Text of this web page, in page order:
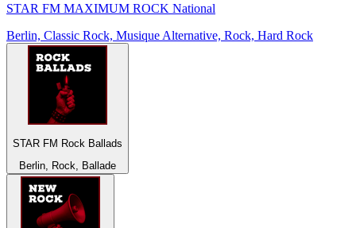
STAR FM MAXIMUM ROCK National
Berlin, Classic Rock, Musique Alternative, Rock, Hard Rock
STAR FM Rock Ballads
Berlin, Rock, Ballade